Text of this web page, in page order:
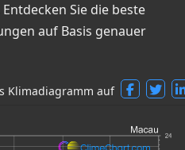
Sie die beste
auf Basis genauer
Klimadiagramm auf